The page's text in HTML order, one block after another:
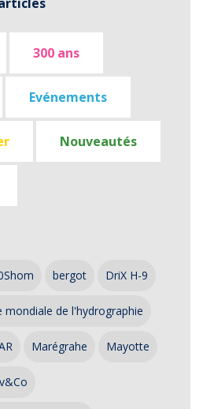
300 ans
Evénements
Nouveautés
bergot DriX H-9
mondiale de l'hydrographie
Marégrahe Mayotte